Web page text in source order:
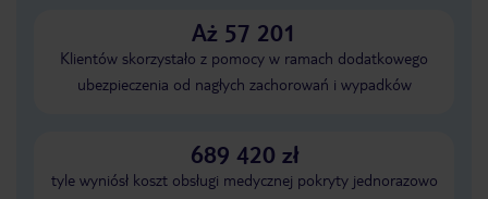
Aż 57 201
Klientów skorzystało z pomocy w ramach dodatkowego
ubezpieczenia od nagłych zachorowań i wypadków
689 420 zł
tyle wyniósł koszt obsługi medycznej pokryty jednorazowo